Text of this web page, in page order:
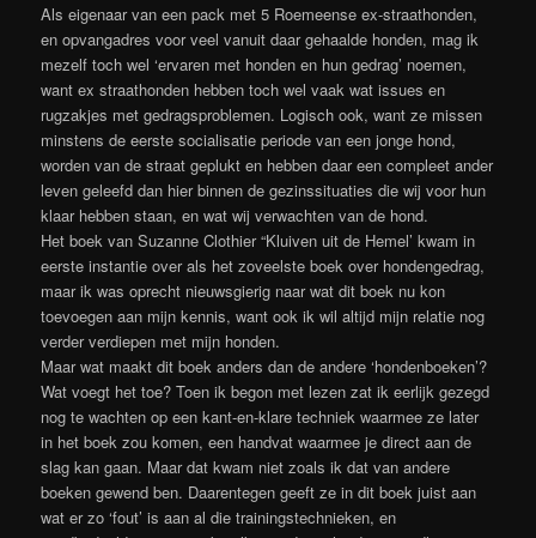
Als eigenaar van een pack met 5 Roemeense ex-straathonden,
en opvangadres voor veel vanuit daar gehaalde honden, mag ik
mezelf toch wel ‘ervaren met honden en hun gedrag’ noemen,
want ex straathonden hebben toch wel vaak wat issues en
rugzakjes met gedragsproblemen. Logisch ook, want ze missen
minstens de eerste socialisatie periode van een jonge hond,
worden van de straat geplukt en hebben daar een compleet ander
leven geleefd dan hier binnen de gezinssituaties die wij voor hun
klaar hebben staan, en wat wij verwachten van de hond.
Het boek van Suzanne Clothier “Kluiven uit de Hemel’ kwam in
eerste instantie over als het zoveelste boek over hondengedrag,
maar ik was oprecht nieuwsgierig naar wat dit boek nu kon
toevoegen aan mijn kennis, want ook ik wil altijd mijn relatie nog
verder verdiepen met mijn honden.
Maar wat maakt dit boek anders dan de andere ‘hondenboeken’?
Wat voegt het toe? Toen ik begon met lezen zat ik eerlijk gezegd
nog te wachten op een kant-en-klare techniek waarmee ze later
in het boek zou komen, een handvat waarmee je direct aan de
slag kan gaan. Maar dat kwam niet zoals ik dat van andere
boeken gewend ben. Daarentegen geeft ze in dit boek juist aan
wat er zo ‘fout’ is aan al die trainingstechnieken, en